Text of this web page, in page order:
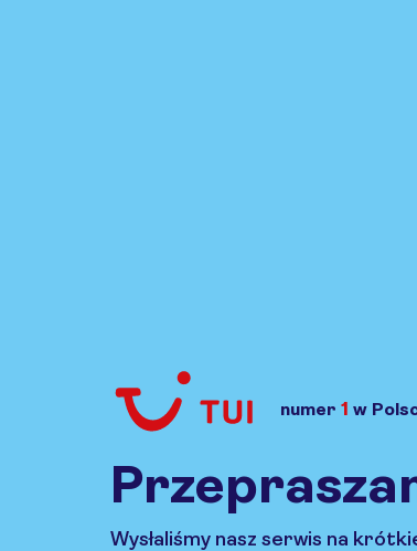
numer 1 w
Wysłaliśmy nasz serwis na